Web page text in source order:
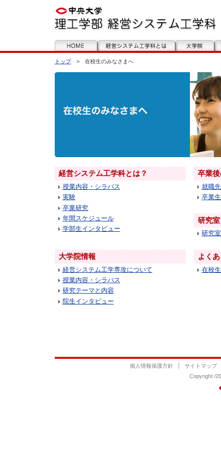
トップ> 在校生のみなさまへ
経営システム工学科とは？
授業内容・シラバス
実験
卒業研究
年間スケジュール
学部生インタビュー
卒業
就職
卒業
研究
研究
大学院情報
経営システム工学専攻について
授業内容・シラバス
研究テーマと内容
院生インタビュー
よく
在校
個人情報保護方針
サイトマップ
Copyright /